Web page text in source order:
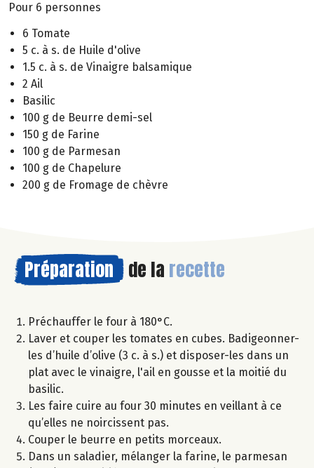
Pour 6 personnes
6 Tomate
5 c. à s. de Huile d'olive
1.5 c. à s. de Vinaigre balsamique
2 Ail
Basilic
100 g de Beurre demi-sel
150 g de Farine
100 g de Parmesan
100 g de Chapelure
200 g de Fromage de chèvre
Préparation de la recette
Préchauffer le four à 180°C.
Laver et couper les tomates en cubes. Badigeonner-
les d’huile d’olive (3 c. à s.) et disposer-les dans un
plat avec le vinaigre, l'ail en gousse et la moitié du
basilic.
Les faire cuire au four 30 minutes en veillant à ce
qu’elles ne noircissent pas.
Couper le beurre en petits morceaux.
Dans un saladier, mélanger la farine, le parmesan